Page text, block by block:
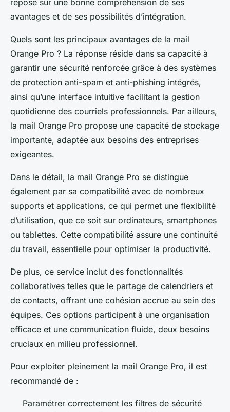
repose sur une bonne compréhension de ses
avantages et de ses possibilités d’intégration.
Quels sont les principaux avantages de la mail
Orange Pro ? La réponse réside dans sa capacité à
garantir une sécurité renforcée grâce à des systèmes
de protection anti-spam et anti-phishing intégrés,
ainsi qu’une interface intuitive facilitant la gestion
quotidienne des courriels professionnels. Par ailleurs,
la mail Orange Pro propose une capacité de stockage
importante, adaptée aux besoins des entreprises
exigeantes.
Dans le détail, la mail Orange Pro se distingue
également par sa compatibilité avec de nombreux
supports et applications, ce qui permet une flexibilité
d’utilisation, que ce soit sur ordinateurs, smartphones
ou tablettes. Cette compatibilité assure une continuité
du travail, essentielle pour optimiser la productivité.
De plus, ce service inclut des fonctionnalités
collaboratives telles que le partage de calendriers et
de contacts, offrant une cohésion accrue au sein des
équipes. Ces options participent à une organisation
efficace et une communication fluide, deux besoins
cruciaux en milieu professionnel.
Pour exploiter pleinement la mail Orange Pro, il est
recommandé de :
Paramétrer correctement les filtres de sécurité